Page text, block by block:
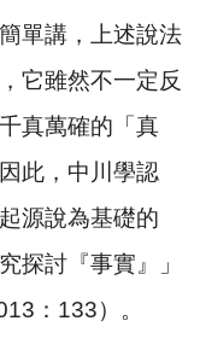
單講，上述說法
它雖然不一定反
真萬確的「真
此，中川學認
源說為基礎的
探討『事實』」
： 133）。